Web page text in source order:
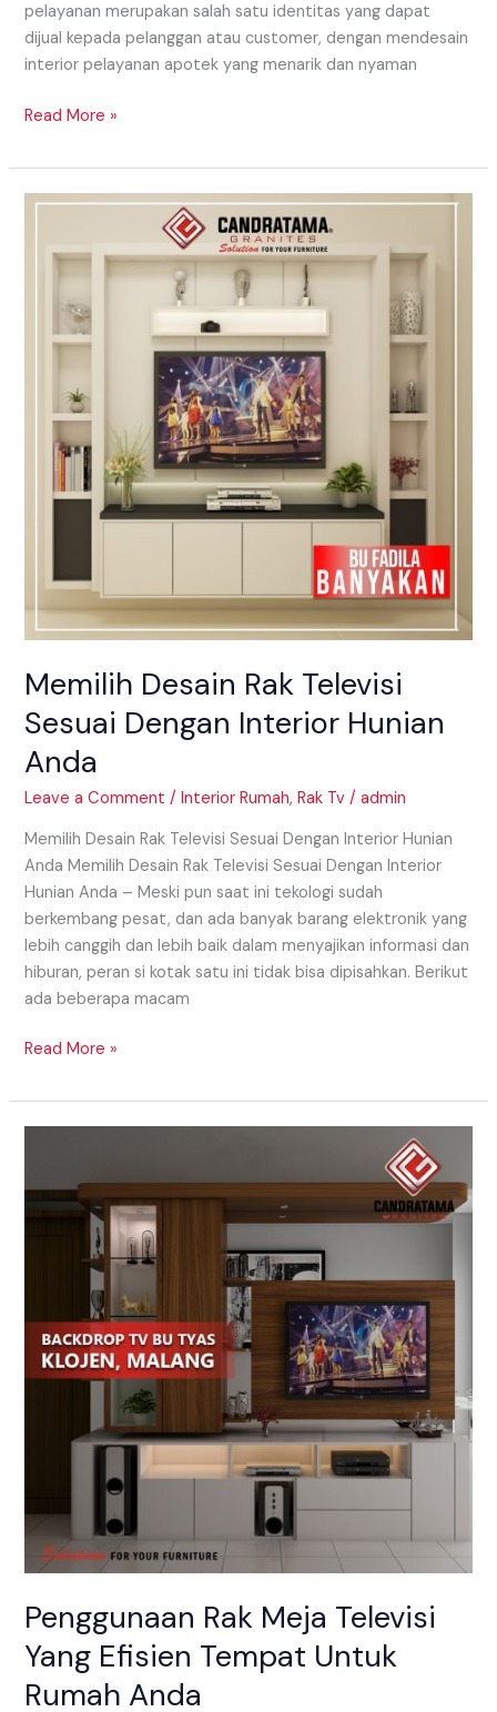
pelayanan merupakan salah satu identitas yang dapat
dijual kepada pelanggan atau customer, dengan mendesain
interior pelayanan apotek yang menarik dan nyaman
Read More »
Memilih Desain Rak Televisi
Sesuai Dengan Interior Hunian
Anda
Leave a Comment /Interior Rumah,Rak Tv /admin
Memilih Desain Rak Televisi Sesuai Dengan Interior Hunian
Anda Memilih Desain Rak Televisi Sesuai Dengan Interior
Hunian Anda – Meski pun saat ini tekologi sudah
berkembang pesat, dan ada banyak barang elektronik yang
lebih canggih dan lebih baik dalam menyajikan informasi dan
hiburan, peran si kotak satu ini tidak bisa dipisahkan. Berikut
ada beberapa macam
Memilih
Televisi
Sesuai
Dengan
Hunian
Anda
Read More »
Penggunaan Rak Meja Televisi
Yang Efisien Tempat Untuk
Rumah Anda
Meja
Untuk
Rumah
Anda